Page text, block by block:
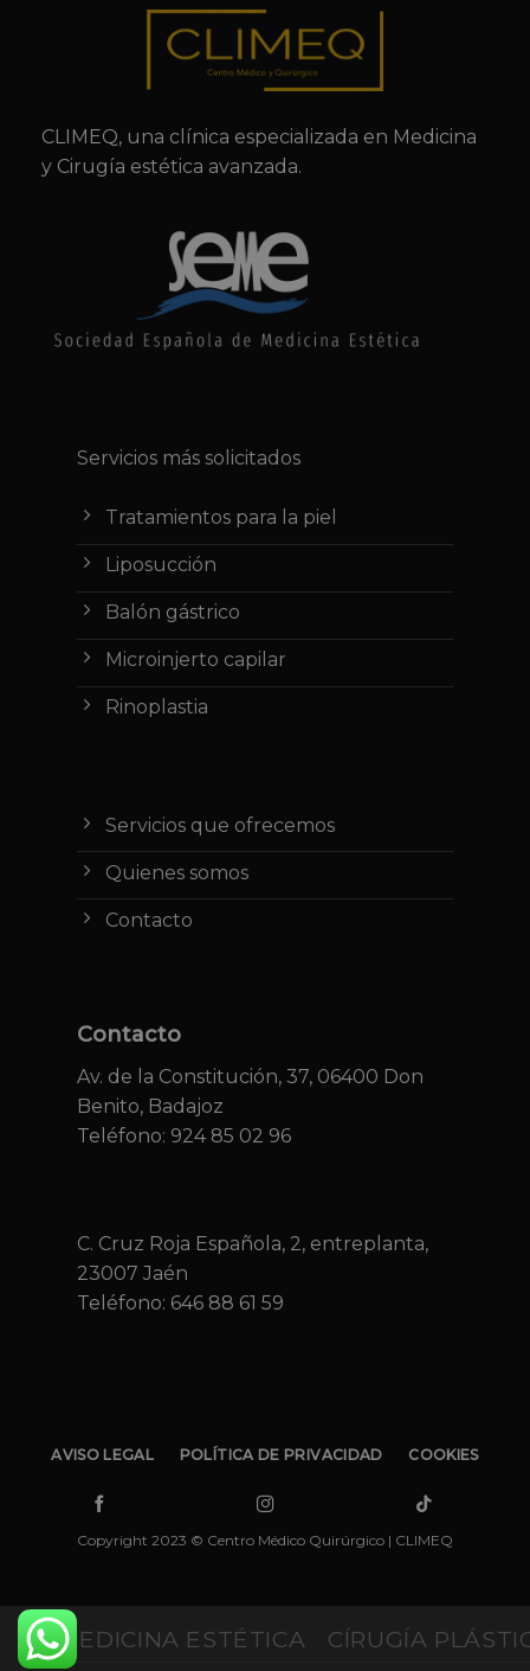
CLIMEQ, una clínica especializada en Medicina
y Cirugía estética avanzada.
Servicios más solicitados
Tratamientos para la piel
Liposucción
Balón gástrico
Microinjerto capilar
Rinoplastia
Servicios que ofrecemos
Quienes somos
Contacto
Contacto
Av. de la Constitución, 37, 06400 Don
Benito, Badajoz
Teléfono: 924 85 02 96
C. Cruz Roja Española, 2, entreplanta,
23007 Jaén
Teléfono: 646 88 61 59
AVISO LEGAL POLÍTICA DE PRIVACIDAD COOKIES
Copyright 2023 © Centro Médico Quirúrgico | CLIMEQ
MEDICINA ESTÉTICA CÍRUGÍA